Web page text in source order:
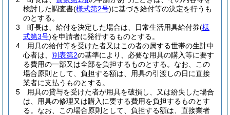
検討した調査書(様式第2号)に基づき給付等の決定を行うも
のとする。
3
町長は、給付を決定した場合は、日常生活用具給付券(様
式第3号)を申請者に発行するものとする。
4
用具の給付等を受けた者又はこの者の属する世帯の生計中
心者は、 別表第2の基準により、必要な用具の購入等に要す
る費用の一部又は全部を負担するものとする。 なお、この
場合原則として、負担する額は、用具の引渡しの日に直接
業者に支払うものとする。
5
用具の貸与を受けた者が用具を破損し、又は紛失した場合
は、用具の修理又は購入に要する費用を負担するものとす
る。 なお、この場合原則として、負担する額は、直接業者